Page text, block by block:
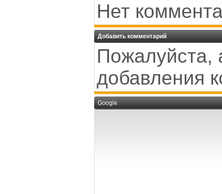
Нет
Добавить комментарий
Пожалуйста,
добавления
Google